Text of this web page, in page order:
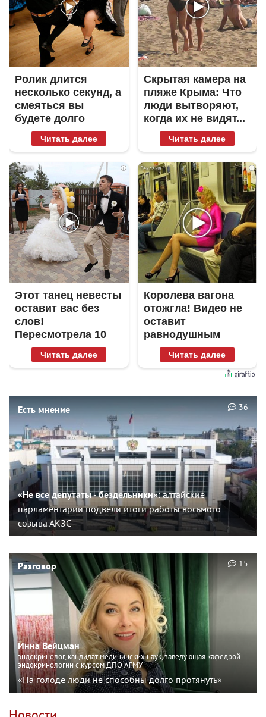
Ролик длится
несколько секунд, а
смеяться вы
будете долго
Читать далее
Скрытая камера на
пляже Крыма: Что
люди вытворяют,
когда их не видят...
Читать далее
i
Этот танец невесты
оставит вас без
слов!
Пересмотрела 10
раз
Читать далее
i
Королева вагона
отожгла! Видео не
оставит
равнодушным
Читать далее
Есть мнение
«Не все депутаты - бездельники»:алтайские
парламентарии подвели итоги работы восьмого
созыва АКЗС
36
Разговор
Инна Вейцман
эндокринолог, кандидат медицинских наук, заведующая кафедрой
эндокринологии с курсом ДПО АГМУ
«На голоде люди не способны долго протянуть»
15